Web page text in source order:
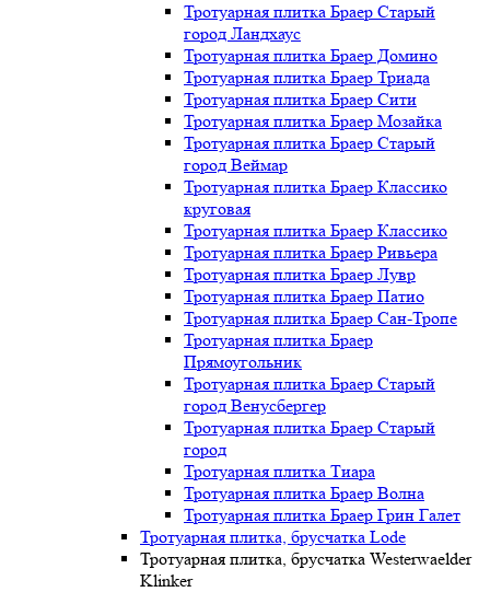
Тротуарная плитка Браер Старый
город Ландхаус
Тротуарная плитка Браер Домино
Тротуарная плитка Браер Триада
Тротуарная плитка Браер Сити
Тротуарная плитка Браер Мозайка
Тротуарная плитка Браер Старый
город Веймар
Тротуарная плитка Браер Классико
круговая
Тротуарная плитка Браер Классико
Тротуарная плитка Браер Ривьера
Тротуарная плитка Браер Лувр
Тротуарная плитка Браер Патио
Тротуарная плитка Браер Сан-Тропе
Тротуарная плитка Браер
Прямоугольник
Тротуарная плитка Браер Старый
город Венусбергер
Тротуарная плитка Браер Старый
город
Тротуарная плитка Тиара
Тротуарная плитка Браер Волна
Тротуарная плитка Браер Грин Галет
Тротуарная плитка, брусчатка Lode
Тротуарная плитка, брусчатка Westerwaelder
Klinker